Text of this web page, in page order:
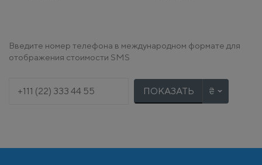
О П
Португалия
Словакия
Словения
Введите номер телефона в международном формате для
отображения стоимости SMS
ПОКАЗАТЬ